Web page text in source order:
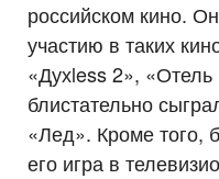
российском кино.
участию в таких
«Духless 2»,
блистательно
«Лед». Кроме того,
его игра в